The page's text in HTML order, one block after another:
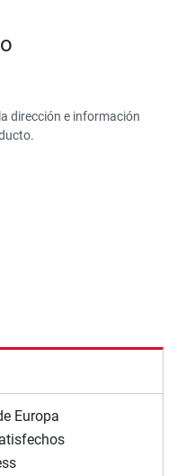
dirección e información
Europa